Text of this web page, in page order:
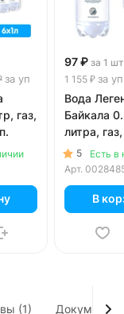
за уп
газ,
97 ₽ за 1 шт
1 155 ₽ за уп
Вода
Байкала
литра,
шт. в уп.
5
Есть в
Арт.
В
(1) Документы